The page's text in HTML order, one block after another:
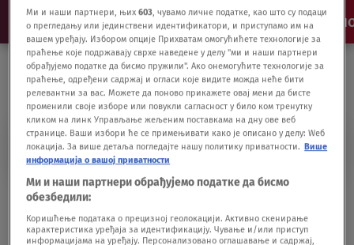
NAJNOVIJE VESTI SHOW SPORT VIDEO
KENDAMA
biznis
LIFESTYLE 16.02.21.
Ми и наши партнери, њих603, чувамо личне податке, као што су подаци
о прегледању или јединствени идентификатори, и приступамо им на
вашем уређају. Избором опције Прихватам омогућићете технологије за
праћење које подржавају сврхе наведене у делу "ми и наши партнери
обрађујемо податке да бисмо пружили". Ако онемогућите технологије за
праћење, одређени садржај и огласи које видите можда неће бити
релевантни за вас. Можете да поново прикажете овај мени да бисте
променили своје изборе или повукли сагласност у било ком тренутку
кликом на линк Управљање жељеним поставкама на дну ове веб
странице. Ваши избори ће се примењивати како је описано у делу: Wеб
локација. За више детаља погледајте нашу политику приватности. Више
информација о вашој приватности
Ми и наши партнери обрађујемо податке да бисмо
обезбедили:
Коришћење података о прецизној геолокацији. Активно скенирање
карактеристика уређаја за идентификацију. Чување и/или приступ
информацијама на уређају. Персонализовано оглашавање и садржај,